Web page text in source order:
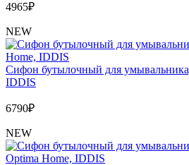
4965₽
NEW
Сифон бутылочный для
IDDIS
6790₽
NEW